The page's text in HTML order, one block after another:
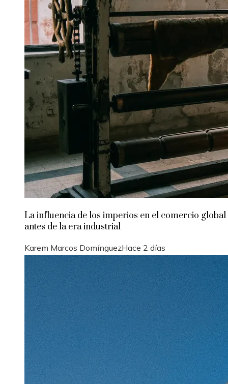
La influencia de los imperios en el comercio global
antes de la era industrial
Karem Marcos DomínguezHace 2 días